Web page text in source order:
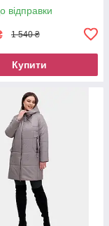
відправки
1 540 ₴
Купити